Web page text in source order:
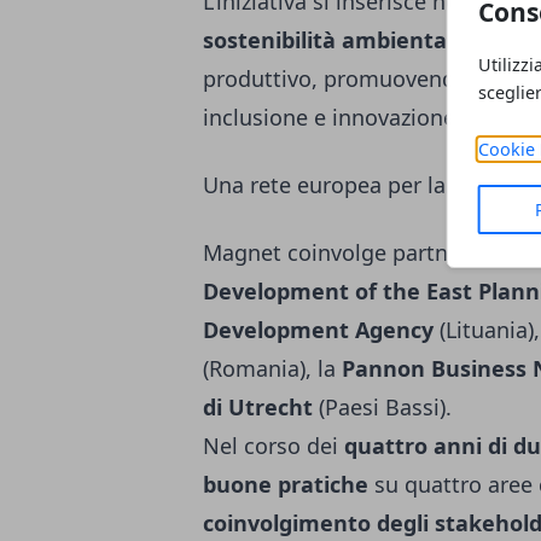
Cookie
sostenibilità ambientale
produttivo, promuovendo un
inclusione e innovazione.
Una rete europea per la
Magnet coinvolge partner
Development of the East
Development Agency
(Romania), la Pannon Business
di Utrecht (Paesi Bassi).
Nel corso dei quattro anni di
buone pratiche su quattro aree
coinvolgimento degli